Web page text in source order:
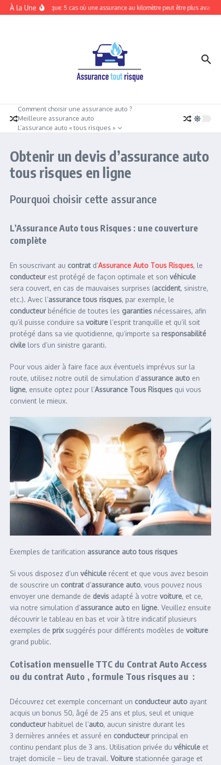
Aller au contenu
À la UneTout risque: 5 cas où une assurance au kilomètre peut être plus
Comment choisir une assurance auto ?
Meilleure assurance auto
L’assurance auto « tous risques »
Obtenir un devis d’assurance auto
tous risques en ligne
Pourquoi choisir cette assurance
L’Assurance Auto tous Risques : une couverture
complète
En souscrivant au contrat d’Assurance Auto Tous Risques, le
conducteurest protégé de façon optimale et son véhicule
sera couvert, en cas de mauvaises surprises (accident, sinistre,
etc.). Avec l’assurance tous risques, par exemple, le
conducteurbénéficie de toutes les garanties nécessaires, afin
qu’il puisse conduire sa voiture l’esprit tranquille et qu’il soit
protégé dans sa vie quotidienne, qu’importe sa responsabilité
civile lors d’un sinistre garanti.
Pour vous aider à faire face aux éventuels imprévus sur la
route, utilisez notre outil de simulation d’assurance auto en
ligne, ensuite optez pour l’Assurance Tous Risques qui vous
convient le mieux.
Exemples de tarification assurance auto tous risques
Si vous disposez d’un véhicule récent et que vous avez besoin
de souscrire un contrat d’assurance auto, vous pouvez nous
envoyer une demande de devis adapté à votre voiture, et ce,
via notre simulation d’assurance auto en ligne. Veuillez ensuite
découvrir le tableau en bas et voir à titre indicatif plusieurs
exemples de prixsuggérés pour différents modèles de voiture
grand public.
Cotisation mensuelle TTC du ContratAuto Access
ou du contrat Auto , formule Tous risques au :
Découvrez cet exemple concernant un conducteur auto ayant
acquis un bonus 50, âgé de 25 ans et plus, seul et unique
conducteurhabituel de l’auto, aucun sinistre durant les
3 dernières années et assuré en conducteurprincipal en
continu pendant plus de 3 ans. Utilisation privée du véhicule et
trajet domicile – lieu de travail. Voiture stationnée garage et